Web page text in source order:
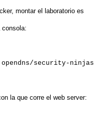
montar el laboratorio es
security-ninjas
la que corre el web server: